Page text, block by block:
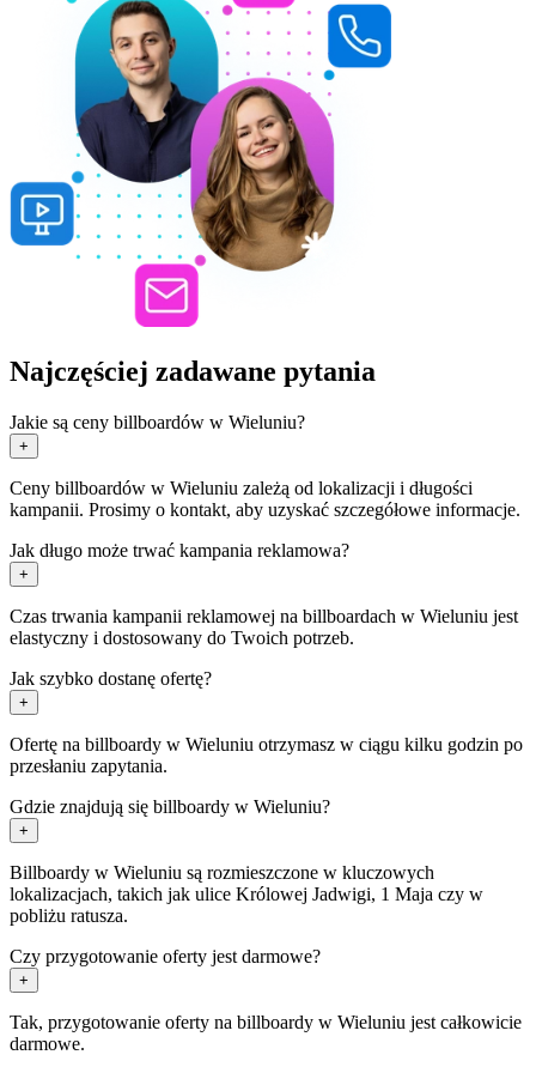
Najczęściej zadawane pytania
Jakie są ceny billboardów w Wieluniu?
+
Ceny billboardów w Wieluniu zależą od lokalizacji i długości
kampanii. Prosimy o kontakt, aby uzyskać szczegółowe informacje.
Jak długo może trwać kampania reklamowa?
+
Czas trwania kampanii reklamowej na billboardach w Wieluniu jest
elastyczny i dostosowany do Twoich potrzeb.
Jak szybko dostanę ofertę?
+
Ofertę na billboardy w Wieluniu otrzymasz w ciągu kilku godzin po
przesłaniu zapytania.
Gdzie znajdują się billboardy w Wieluniu?
+
Billboardy w Wieluniu są rozmieszczone w kluczowych
lokalizacjach, takich jak ulice Królowej Jadwigi, 1 Maja czy w
pobliżu ratusza.
Czy przygotowanie oferty jest darmowe?
+
Tak, przygotowanie oferty na billboardy w Wieluniu jest całkowicie
darmowe.